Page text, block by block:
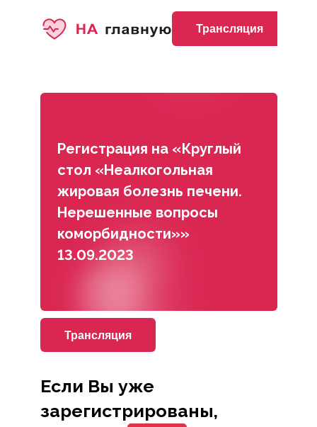
Трансляция
Регистрация на «Круглый
стол «Неалкогольная
жировая болезнь печени.
Нерешенные вопросы
коморбидности»»
13.09.2023
Трансляция
Если Вы уже
зарегистрированы,